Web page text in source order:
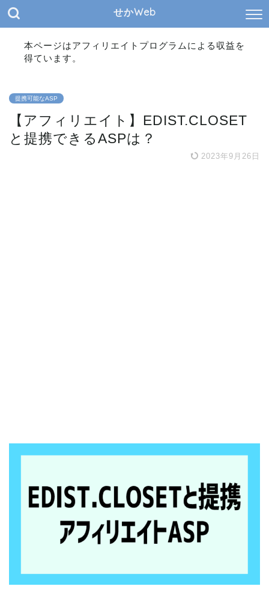
せかWeb
本ページはアフィリエイトプログラムによる収益を
得ています。
提携可能なASP
【アフィリエイト】EDIST.CLOSET
と提携できるASPは？
2023年9月26日